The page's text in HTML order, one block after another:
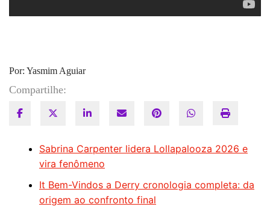
Por: Yasmim Aguiar
Compartilhe:
Sabrina Carpenter lidera Lollapalooza 2026 e
vira fenômeno
It Bem-Vindos a Derry cronologia completa: da
origem ao confronto final